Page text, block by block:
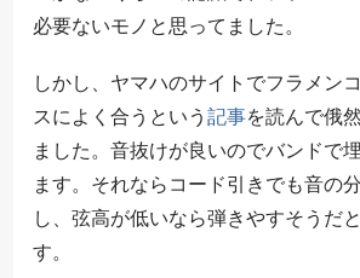
必要ないモノと思ってました。
しかし、ヤマハのサイトでフラメン
スによく合うという記事を読んで俄
ました。音抜けが良いのでバンドで
ます。それならコード引きでも音の
し、弦高が低いなら弾きやすそうだ
す。